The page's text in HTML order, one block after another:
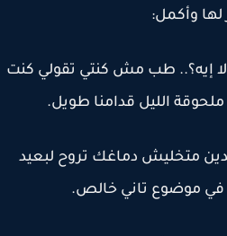
وأكمل:
إيه؟.. طب مش كنتي تقولي كنت
الليل قدامنا طويل.
متخليش دماغك تروح لبعيد
في موضوع تاني خالص.